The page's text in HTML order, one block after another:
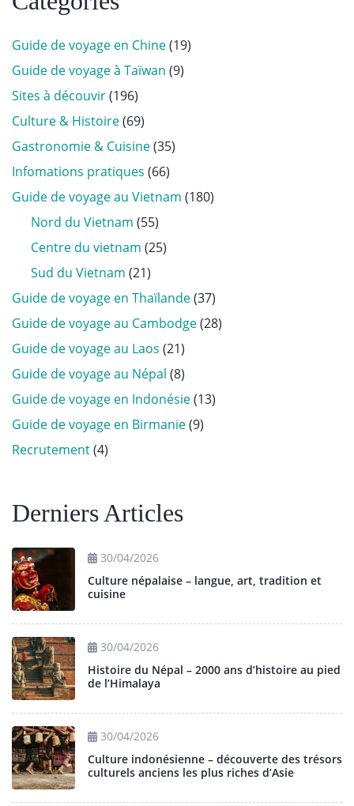
Guide de voyage en Chine(19)
Guide de voyage à Taïwan (9)
Sites à découvir(196)
Culture & Histoire(69)
Gastronomie & Cuisine(35)
Infomations pratiques (66)
Guide de voyage au Vietnam (180)
Nord du Vietnam (55)
Centre du vietnam (25)
Sud du Vietnam (21)
Guide de voyage en Thaïlande(37)
Guide de voyage au Cambodge(28)
Guide de voyage au Laos (21)
Guide de voyage au Népal (8)
Guide de voyage en Indonésie(13)
Guide de voyage en Birmanie(9)
Recrutement(4)
Derniers Articles
30/04/2026
Culture népalaise – langue, art, tradition et
cuisine
30/04/2026
Histoire du Népal – 2000 ans d’histoire au pied
de l’Himalaya
30/04/2026
Culture indonésienne – découverte des trésors
culturels anciens les plus riches d’Asie